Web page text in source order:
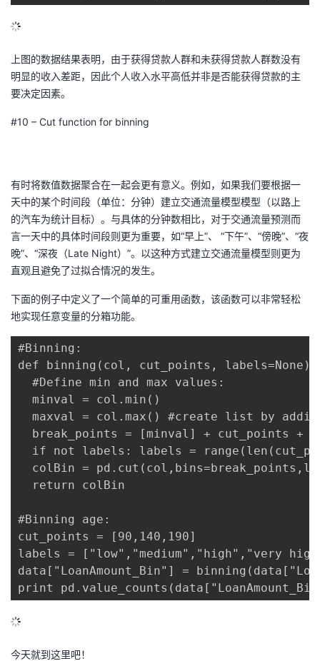
上图的数据结果表明，由于获得贷款人群和未获得贷款人群数没有
明显的收入差距，因此个人收入水平高低并非是否能获得贷款的主
要决定因素。
#10 – Cut function for binning
有时将数值数据聚合在一起会更有意义。例如，如果我们要根据一
天中的某个时间段（单位：分钟）建立交通流量模型模型（以路上
的汽车为统计目标）。与具体的分钟数相比，对于交通流量预测而
言一天中的具体时间段则更为重要，如“早上”、 “下午”、“傍晚”、“夜
晚”、“深夜（Late Night）”。以这种方式建立交通流量模型则更为
直观且避免了过拟合情况的发生。
下面的例子中定义了一个简单的可重用函数，该函数可以非常轻松
地实现任意变量的分箱功能。
#Binning:
def binning(col, cut_points, labels=None):
  #Define min and max values:
  minval = col.min()
maxval = col.max() #create list by
break_points = [minval] + cut_points +
if not labels: labels =
colBin =
  return colBin
#Binning age:
cut_points = [90,140,190]
labels = ["low","medium","high","very
data["LoanAmount_Bin"] =
print
今天就到这里吧！